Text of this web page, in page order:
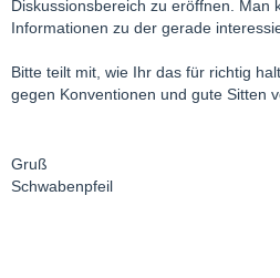
Diskussionsbereich zu eröffnen. Man
Informationen zu der gerade
Bitte teilt mit, wie Ihr das für richtig
gegen Konventionen und gute Sitten
Gruß
Schwabenpfeil